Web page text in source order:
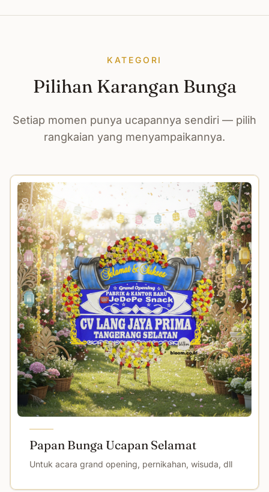
KATEGORI
Pilihan Karangan Bunga
Setiap momen punya ucapannya sendiri — pilih
rangkaian yang menyampaikannya.
Papan Bunga Ucapan Selamat
Untuk acara grand opening, pernikahan, wisuda, dll